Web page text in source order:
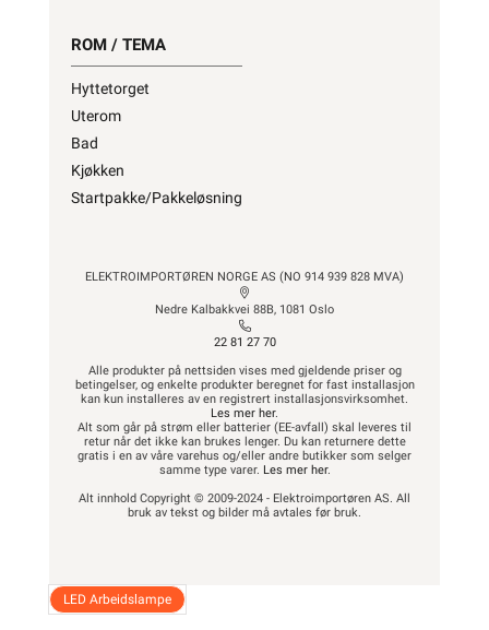
ROM / TEMA
Hyttetorget
Uterom
Bad
Kjøkken
Startpakke/Pakkeløsning
ELEKTROIMPORTØREN NORGE AS (NO 914 939 828 MVA)
Nedre Kalbakkvei 88B, 1081 Oslo
22 81 27 70
Alle produkter på nettsiden vises med gjeldende priser og
betingelser, og enkelte produkter beregnet for fast installasjon
kan kun installeres av en registrert installasjonsvirksomhet.
Les mer her.
Alt som går på strøm eller batterier (EE-avfall) skal leveres til
retur når det ikke kan brukes lenger. Du kan returnere dette
gratis i en av våre varehus og/eller andre butikker som selger
samme type varer. Les mer her.
Alt innhold Copyright © 2009-2024 - Elektroimportøren AS. All
bruk av tekst og bilder må avtales før bruk.
LED Arbeidslampe